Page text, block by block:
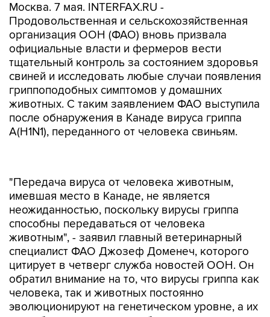
Москва. 7 мая. INTERFAX.RU -
Продовольственная и сельскохозяйственная
организация ООН (ФАО) вновь призвала
официальные власти и фермеров вести
тщательный контроль за состоянием здоровья
свиней и исследовать любые случаи появления
гриппоподобных симптомов у домашних
животных. С таким заявлением ФАО выступила
после обнаружения в Канаде вируса гриппа
A(H1N1), переданного от человека свиньям.
неожиданностью, поскольку вирусы гриппа
способны передаваться от человека
животным", - заявил главный ветеринарный
специалист ФАО Джозеф Доменеч, которого
цитирует в четверг служба новостей ООН. Он
обратил внимание на то, что вирусы гриппа как
человека, так и животных постоянно
эволюционируют на генетическом уровне, а их
способность вызывать заболевание и смерть
человека или животных - меняется.